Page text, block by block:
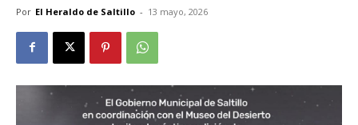
Por El Heraldo de Saltillo - 13 mayo, 2026